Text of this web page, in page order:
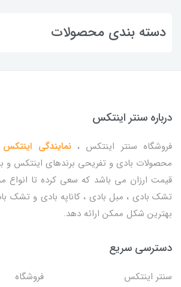
دسته بندی محصولات
درباره سنتر اینتکس
فروشگاه سنتر اینتکس ،نمایندگی اینتکس
محصولات بادی و تفریحی برندهای اینتکس و
قیمت ارزان می باشد که سعی کرده تا
تشک بادی ، مبل بادی ، کاناپه بادی و تشک
بهترین شکل ممکن ارائه دهد.
دسترسی سریع
سنتر اینتکس فروشگاه